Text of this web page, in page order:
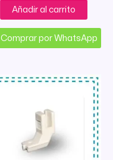
Añadir al carrito
Comprar por WhatsApp